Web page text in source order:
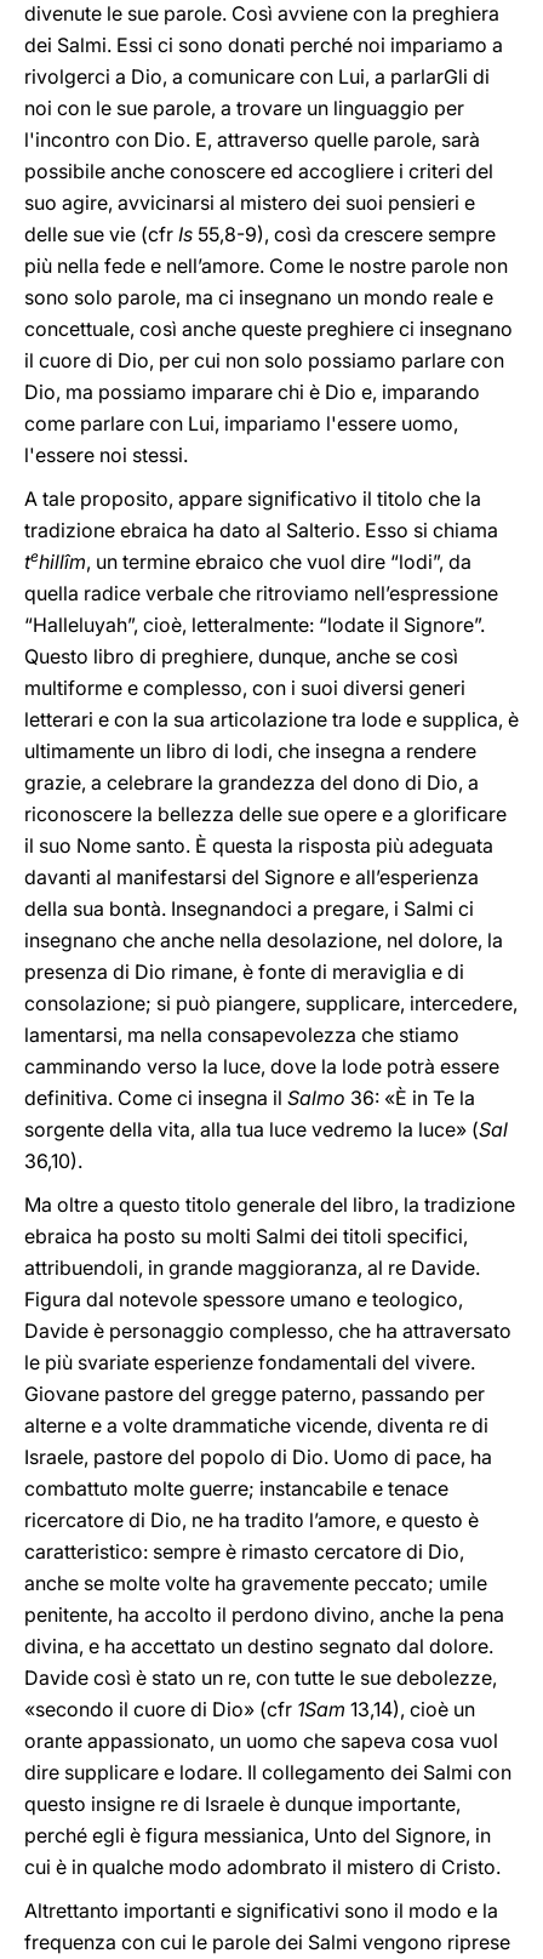
divenute le sue parole. Così avviene con la preghiera
dei Salmi. Essi ci sono donati perché noi impariamo a
rivolgerci a Dio, a comunicare con Lui, a parlarGli di
noi con le sue parole, a trovare un linguaggio per
l'incontro con Dio. E, attraverso quelle parole, sarà
possibile anche conoscere ed accogliere i criteri del
suo agire, avvicinarsi al mistero dei suoi pensieri e
delle sue vie (cfr Is 55,8-9), così da crescere sempre
più nella fede e nell’amore. Come le nostre parole non
sono solo parole, ma ci insegnano un mondo reale e
concettuale, così anche queste preghiere ci insegnano
il cuore di Dio, per cui non solo possiamo parlare con
Dio, ma possiamo imparare chi è Dio e, imparando
come parlare con Lui, impariamo l'essere uomo,
l'essere noi stessi.
A tale proposito, appare significativo il titolo che la
tradizione ebraica ha dato al Salterio. Esso si chiama
tehillîm, un termine ebraico che vuol dire “lodi”, da
quella radice verbale che ritroviamo nell’espressione
“Halleluyah”, cioè, letteralmente: “lodate il Signore”.
Questo libro di preghiere, dunque, anche se così
multiforme e complesso, con i suoi diversi generi
letterari e con la sua articolazione tra lode e supplica, è
ultimamente un libro di lodi, che insegna a rendere
grazie, a celebrare la grandezza del dono di Dio, a
riconoscere la bellezza delle sue opere e a glorificare
il suo Nome santo. È questa la risposta più adeguata
davanti al manifestarsi del Signore e all’esperienza
della sua bontà. Insegnandoci a pregare, i Salmi ci
insegnano che anche nella desolazione, nel dolore, la
presenza di Dio rimane, è fonte di meraviglia e di
consolazione; si può piangere, supplicare, intercedere,
lamentarsi, ma nella consapevolezza che stiamo
camminando verso la luce, dove la lode potrà essere
definitiva. Come ci insegna il Salmo 36: «È in Te la
sorgente della vita, alla tua luce vedremo la luce» (Sal
36,10).
Ma oltre a questo titolo generale del libro, la tradizione
ebraica ha posto su molti Salmi dei titoli specifici,
attribuendoli, in grande maggioranza, al re Davide.
Figura dal notevole spessore umano e teologico,
Davide è personaggio complesso, che ha attraversato
le più svariate esperienze fondamentali del vivere.
Giovane pastore del gregge paterno, passando per
alterne e a volte drammatiche vicende, diventa re di
Israele, pastore del popolo di Dio. Uomo di pace, ha
combattuto molte guerre; instancabile e tenace
ricercatore di Dio, ne ha tradito l’amore, e questo è
caratteristico: sempre è rimasto cercatore di Dio,
anche se molte volte ha gravemente peccato; umile
penitente, ha accolto il perdono divino, anche la pena
divina, e ha accettato un destino segnato dal dolore.
Davide così è stato un re, con tutte le sue debolezze,
«secondo il cuore di Dio» (cfr 1Sam 13,14), cioè un
orante appassionato, un uomo che sapeva cosa vuol
dire supplicare e lodare. Il collegamento dei Salmi con
questo insigne re di Israele è dunque importante,
perché egli è figura messianica, Unto del Signore, in
cui è in qualche modo adombrato il mistero di Cristo.
Altrettanto importanti e significativi sono il modo e la
frequenza con cui le parole dei Salmi vengono riprese